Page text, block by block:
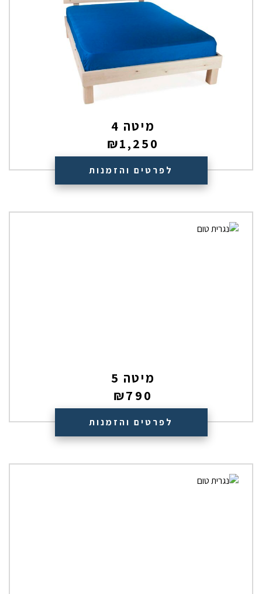
מיטה 4
₪1,250
לפרטים והזמנות
מיטה 5
₪790
לפרטים והזמנות